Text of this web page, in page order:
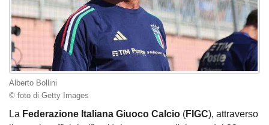
Alberto Bollini
© foto di Getty Images
La Federazione Italiana Giuoco Calcio (FIGC), attraverso